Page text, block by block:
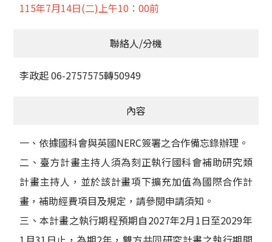
115年7月14日(二)上午10：00前
聯絡人/分機
李政起 06-2757575轉50949
內容
一、依據國科會與英國NERC簽署之合作備忘錄辦理。
二、臺方計畫主持人須為刻正執行國科會補助研究類
計畫主持人，並於該計畫項下擴充加值為國際合作計
畫，補助經費項目及規定，請參閱申請須知。
三、本計畫之執行期程預期自2027年2月1日至2029年